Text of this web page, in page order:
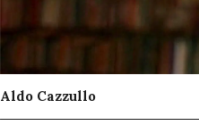
Aldo Cazzullo